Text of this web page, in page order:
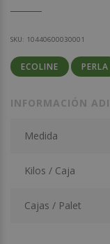
SKU: 10440600030001
ECOLINE PERLA
INFORMACIÓN
Medida
Kilos / Caja
Cajas / Palet